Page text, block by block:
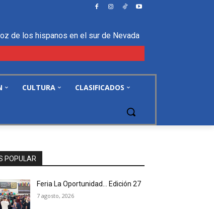
de los hispanos en el sur de Nevada
CULTURA CLASIFICADOS
POPULAR
Feria La Oportunidad… Edición 27
7 agosto, 2026